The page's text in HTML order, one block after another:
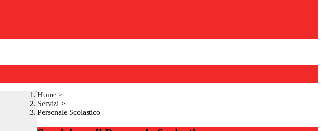
Home >
Servizi >
Personale Scolastico